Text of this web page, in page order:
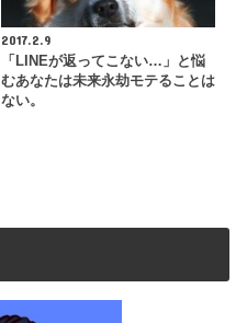
2017.2.9
「LINEが返ってこない…」と悩
むあなたは未来永劫モテることは
ない。